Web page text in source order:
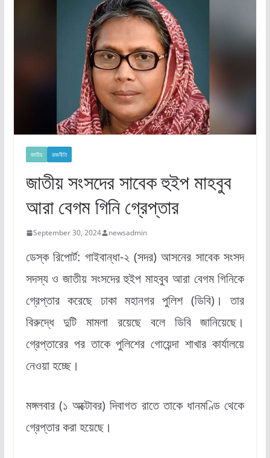
জাতীয় রাজনীতি
জাতীয় সংসদের সাবেক হুইপ মাহবুব
আরা বেগম গিনি গ্রেপ্তার
September 30, 2024 newsadmin
ডেস্ক রিপোর্ট: গাইবান্ধা-২ (সদর) আসনের সাবেক সংসদ
সদস্য ও জাতীয় সংসদের হুইপ মাহবুব আরা বেগম গিনিকে
গ্রেপ্তার করেছে ঢাকা মহানগর পুলিশ (ডিবি)। তার
বিরুদ্ধে দুটি মামলা রয়েছে বলে ডিবি জানিয়েছে।
গ্রেপ্তারের পর তাকে পুলিশের গোয়েন্দা শাখার কার্যালয়ে
নেওয়া হচ্ছে।
মঙ্গলবার (১ অক্টোবর) দিবাগত রাতে তাকে ধানমণ্ডি থেকে
গ্রেপ্তার করা হয়েছে।